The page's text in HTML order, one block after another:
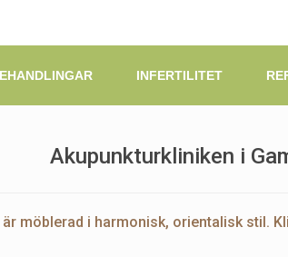
INFERTILITET
Akupunkturkliniken i
är möblerad i harmonisk, orientalisk stil.